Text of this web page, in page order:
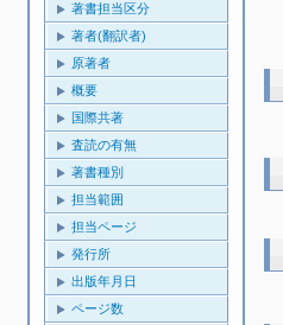
著書担当区分
著者(翻訳者)
原著者
概要
国際共著
査読の有無
著書種別
担当範囲
担当ページ
発行所
出版年月日
ページ数